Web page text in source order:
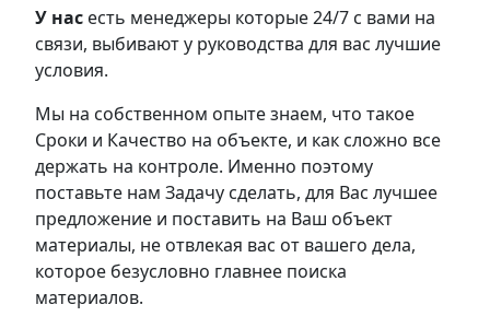
У нас есть менеджеры которые 24/7 с вами на
связи, выбивают у руководства для вас лучшие
условия.
Мы на собственном опыте знаем, что такое
Сроки и Качество на объекте, и как сложно все
держать на контроле. Именно поэтому
поставьте нам Задачу сделать, для Вас лучшее
предложение и поставить на Ваш объект
материалы, не отвлекая вас от вашего дела,
которое безусловно главнее поиска
материалов.